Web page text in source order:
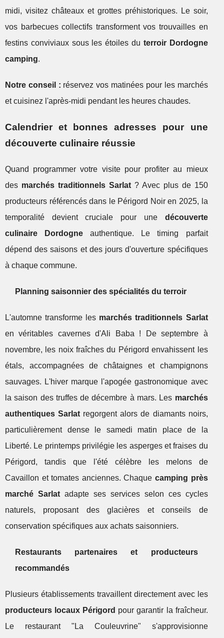
midi, visitez châteaux et grottes préhistoriques. Le soir,
vos barbecues collectifs transforment vos trouvailles en
festins conviviaux sous les étoiles du terroir Dordogne
camping.
Notre conseil : réservez vos matinées pour les marchés
et cuisinez l'après-midi pendant les heures chaudes.
Calendrier et bonnes adresses pour une
découverte culinaire réussie
Quand programmer votre visite pour profiter au mieux
des marchés traditionnels Sarlat? Avec plus de 150
producteurs référencés dans le Périgord Noir en 2025, la
temporalité devient cruciale pour une découverte
culinaire Dordogne authentique. Le timing parfait
dépend des saisons et des jours d'ouverture spécifiques
à chaque commune.
Planning saisonnier des spécialités du terroir
L'automne transforme les marchés traditionnels Sarlat
en véritables cavernes d'Ali Baba ! De septembre à
novembre, les noix fraîches du Périgord envahissent les
étals, accompagnées de châtaignes et champignons
sauvages. L'hiver marque l'apogée gastronomique avec
la saison des truffes de décembre à mars. Les marchés
authentiques Sarlat regorgent alors de diamants noirs,
particulièrement dense le samedi matin place de la
Liberté. Le printemps privilégie les asperges et fraises du
Périgord, tandis que l'été célèbre les melons de
Cavaillon et tomates anciennes. Chaque camping près
marché Sarlatadapte ses services selon ces cycles
naturels, proposant des glacières et conseils de
conservation spécifiques aux achats saisonniers.
Restaurants partenaires et producteurs
recommandés
Plusieurs établissements travaillent directement avec les
producteurs locaux Périgord pour garantir la fraîcheur.
Le restaurant "La Couleuvrine" s'approvisionne